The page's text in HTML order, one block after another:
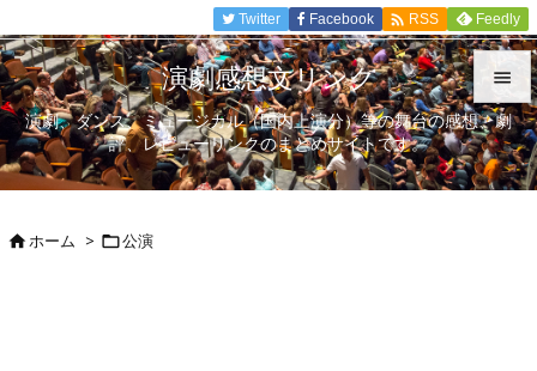


メニュ

Twitter Facebook  RSS Feedly
演劇感想文リンク
演劇、ダンス、ミュージカル（国内上演分）等の舞台の感想、劇
評、レビューリンクのまとめサイトです。
ホーム > 公演